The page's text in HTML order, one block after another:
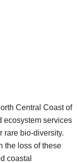
Central Coast of
ecosystem services
rare bio-diversity.
the loss of these
coastal